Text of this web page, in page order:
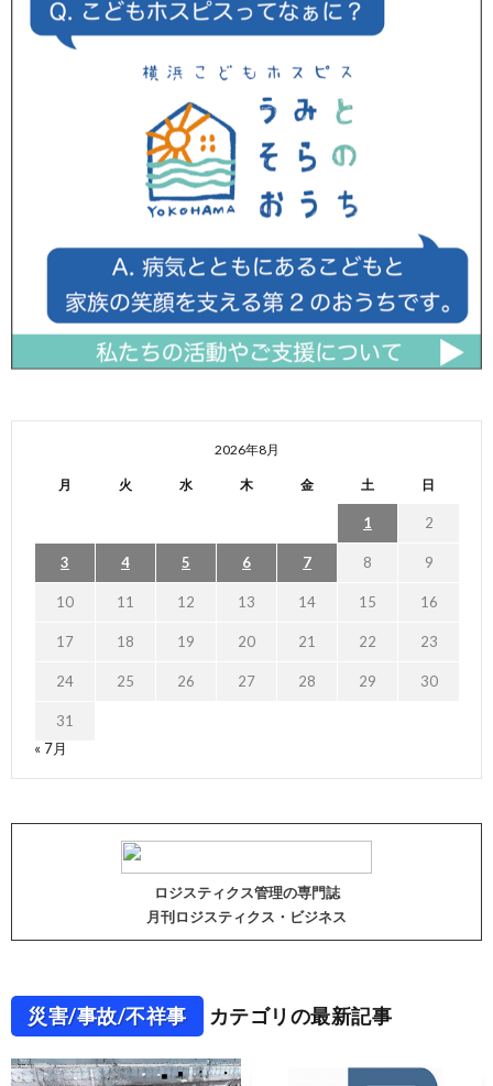
2026年8月
月 火 水 木 金 土 日
1 2
3 4 5 6 7 8 9
10 11 12 13 14 15 16
17 18 19 20 21 22 23
24 25 26 27 28 29 30
31
« 7月
ロジスティクス管理の専門誌
月刊ロジスティクス・ビジネス
災害/事故/不祥事 カテゴリの最新記事